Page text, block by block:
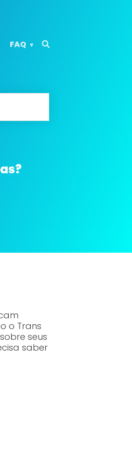
FAQ
o Trans
seus
saber